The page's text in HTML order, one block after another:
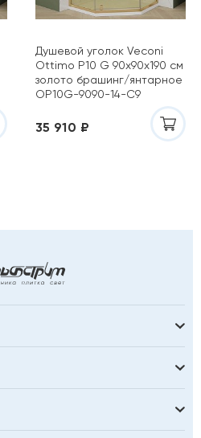
Душевой уголок Veconi
Ottimo P10 G 90х90х190 см
золото брашинг/янтарное
OP10G-9090-14-C9
35 910 ₽